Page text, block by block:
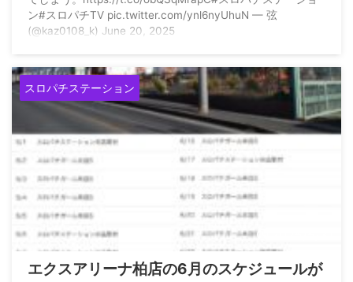
ン#スロパチTV pic.twitter.com/ynl6nyUhuN — 弦
(@kaz0108_k) June 20, 2025
スロパチステーション
エクスアリーナ柏店の6月のスケジュールが